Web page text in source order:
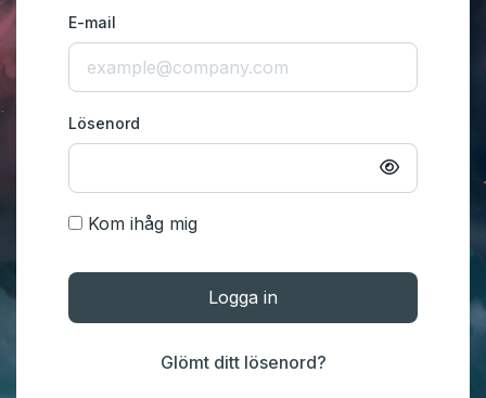
E-mail
Lösenord
Kom ihåg mig
Logga in
Glömt ditt lösenord?